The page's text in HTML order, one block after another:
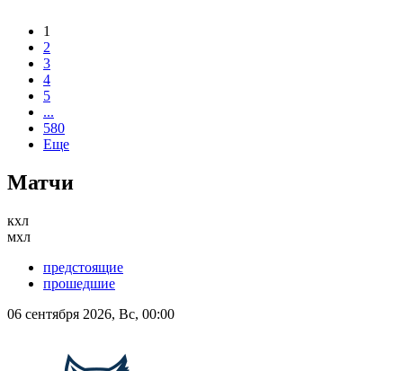
1
2
3
4
5
...
580
Еще
Матчи
кхл
мхл
предстоящие
прошедшие
06 сентября 2026, Вс, 00:00